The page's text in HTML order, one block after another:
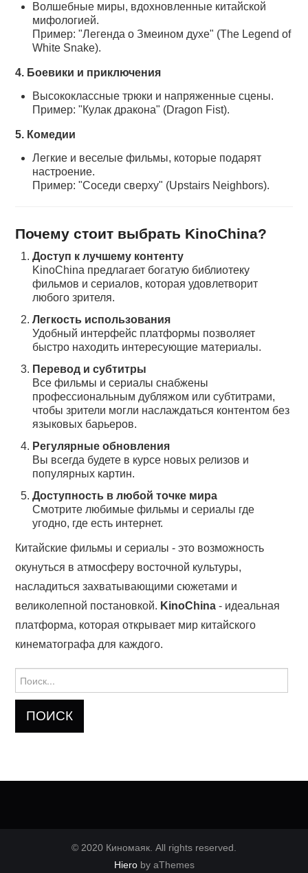
Волшебные миры, вдохновленные китайской
мифологией.
Пример: "Легенда о Змеином духе" (The Legend of
White Snake).
4. Боевики и приключения
Высококлассные трюки и напряженные сцены.
Пример: "Кулак дракона" (Dragon Fist).
5. Комедии
Легкие и веселые фильмы, которые подарят
настроение.
Пример: "Соседи сверху" (Upstairs Neighbors).
Почему стоит выбрать KinoChina?
Доступ к лучшему контенту
KinoChina предлагает богатую библиотеку
фильмов и сериалов, которая удовлетворит
любого зрителя.
Легкость использования
Удобный интерфейс платформы позволяет
быстро находить интересующие материалы.
Перевод и субтитры
Все фильмы и сериалы снабжены
профессиональным дубляжом или субтитрами,
чтобы зрители могли наслаждаться контентом без
языковых барьеров.
Регулярные обновления
Вы всегда будете в курсе новых релизов и
популярных картин.
Доступность в любой точке мира
Смотрите любимые фильмы и сериалы где
угодно, где есть интернет.
Китайские фильмы и сериалы - это возможность
окунуться в атмосферу восточной культуры,
насладиться захватывающими сюжетами и
великолепной постановкой. KinoChina - идеальная
платформа, которая открывает мир китайского
кинематографа для каждого.
© 2020 Киномаяк. All rights reserved.
Hieroby aThemes